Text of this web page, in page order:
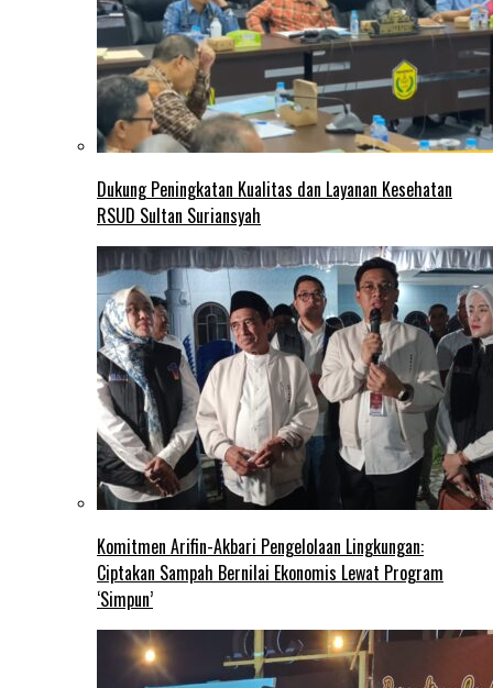
Dukung Peningkatan Kualitas dan Layanan Kesehatan
RSUD Sultan Suriansyah
Komitmen Arifin-Akbari Pengelolaan Lingkungan:
Ciptakan Sampah Bernilai Ekonomis Lewat Program
‘Simpun’